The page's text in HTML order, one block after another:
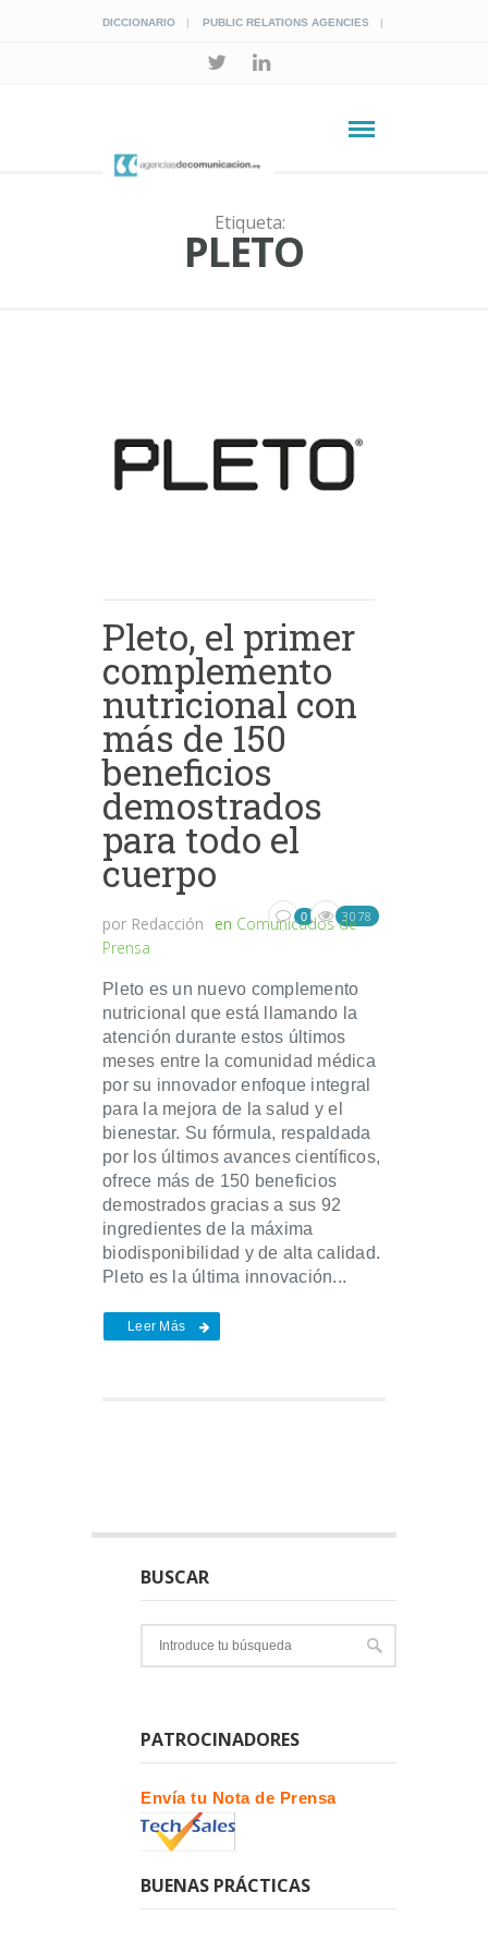
DICCIONARIO PUBLIC RELATIONS AGENCIES
Etiqueta:
PLETO
Pleto, el primer
complemento
nutricional con
más de 150
beneficios
demostrados
para todo el
cuerpo
por Redacción en Comunicados de
Prensa
0 3078
Pleto es un nuevo complemento
nutricional que está llamando la
atención durante estos últimos
meses entre la comunidad médica
por su innovador enfoque integral
para la mejora de la salud y el
bienestar. Su fórmula, respaldada
por los últimos avances científicos,
ofrece más de 150 beneficios
demostrados gracias a sus 92
ingredientes de la máxima
biodisponibilidad y de alta calidad.
Pleto es la última innovación...
Leer Más
BUSCAR
PATROCINADORES
Envía tu Nota de Prensa
BUENAS PRÁCTICAS